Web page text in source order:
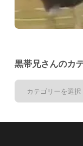
黒帯兄さんのカ